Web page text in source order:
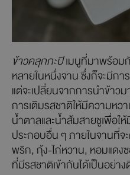
ข้าวคลุกกะปิเมนูที่มาพร้อม
หลายในหนึ่งจาน ซึ่งก็จะมีก
แต่จะเปลี่ยนจากการนำข้าว
การเติมรสชาติให้มีความห
น้ำตาลและน้ำส้มสายชูเพื่อ
ประกอบอื่น ๆ ภายในจานที่จ
พริก, กุ้ง-ไก่หวาน, หอมแดงซ
ที่มีรสชาติเข้ากันได้เป็นอย่าง